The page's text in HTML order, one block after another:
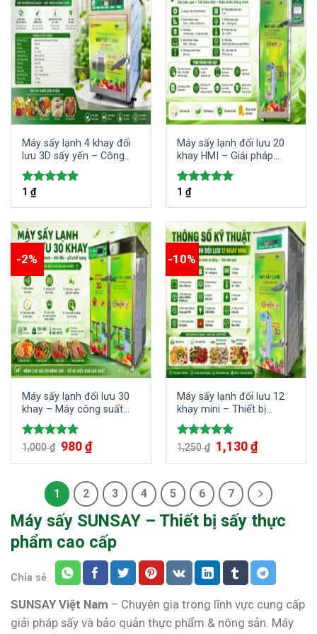
Máy sấy lạnh 4 khay đối
lưu 3D sấy yến – Công
nghệ sấy hiện đại, nhanh
chóng, hiệu quả nâng
cao giá trị của tổ yến
Được xếp
1 ₫
Máy sấy lạnh đối lưu 20
khay HMI – Giải pháp
hoàn hảo cho sấy khô
trái cây, thực phẩm,…
Được xếp
1 ₫
-2%
Máy sấy lạnh đối lưu 30
khay – Máy công suất
lớn, sấy đa dạng các loại
rau củ quả, thịt cá hay
các loại dược liệu quý
Được xếp
1,000₫ Giá
gốc
là:
980₫Giá
hiện
tại
980 ₫.
-10%
Máy sấy lạnh đối lưu 12
khay mini – Thiết bị
chuyên nghiệp cho các
doanh nghiệp thực phẩm
Được xếp
5.00
1,250₫ Giá
gốc
là:
1,130₫Giá
hiện
tại
1,130 ₫.
1 2 3 4 5 6 7
Máy sấy SUNSAY – Thiết bị sấy thực
phẩm cao cấp
Chia sẻ
SUNSAY Việt Nam – Chuyên gia trong lĩnh vực cung cấp
giải pháp sấy và bảo quản thực phẩm & nông sản. Máy